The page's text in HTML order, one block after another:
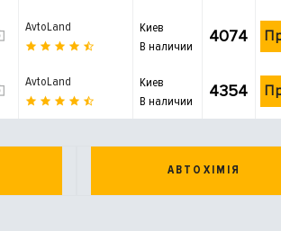
AvtoLand
Киев
В наличии
4074
AvtoLand
Киев
В наличии
4354
АВТОХІМІЯ